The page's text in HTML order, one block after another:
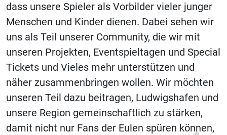
dass unsere Spieler als Vorbilder vieler junger
Menschen und Kinder dienen. Dabei sehen wir
uns als Teil unserer Community, die wir mit
unseren Projekten, Eventspieltagen und Special
Tickets und Vieles mehr unterstützen und
näher zusammenbringen wollen. Wir möchten
unseren Teil dazu beitragen, Ludwigshafen und
unsere Region gemeinschaftlich zu stärken,
damit nicht nur Fans der Eulen spüren können,